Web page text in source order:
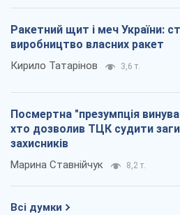
Ракетний щит і меч України:
виробництво власних ракет
Кирило Татарінов 3,6 т.
Посмертна "презумпція
хто дозволив ТЦК судити
захисників
Марина Ставнійчук 8,2 т.
Всі думки